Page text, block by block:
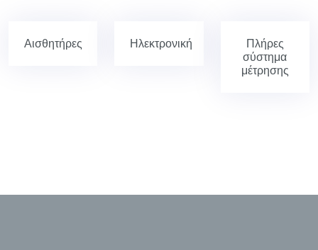
Αισθητήρες Ηλεκτρονική
Πλήρες
σύστημα
μέτρησης